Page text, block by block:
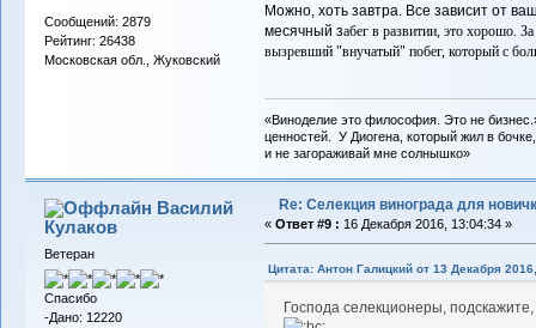
Сообщений: 2879
Рейтинг: 26438
Московская обл., Жуковский
Можно, хоть завтра. Все зависит от
месячный забег в развитии, это хорошо.
вызревший "внучатый" побег, который с
«Виноделие это философия. Это не
ценностей. У Диогена, который жил в
и не загораживай мне солнышко»
Василий
Кулаков
Ветеран
Спасибо
-Дано: 12220
Re: Селекция винограда для
« Ответ #9 : 16 Декабря 2016, 13:04:34 »
Цитата: Антон Галицкий от 13 Декабря
Господа селекционеры,